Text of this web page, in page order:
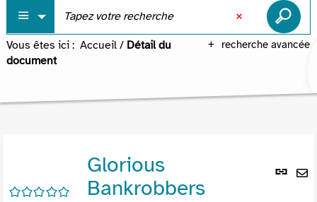
recherche avancée
Vous êtes ici : Accueil / Détail du
document
Lien
/5
Glorious
Bankrobbers